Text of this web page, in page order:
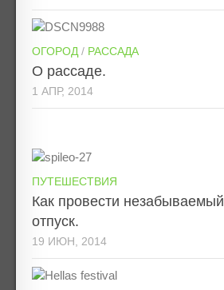
ОГОРОД / РАССАДА
О рассаде.
1 АПР, 2014
ПУТЕШЕСТВИЯ
Как провести незабываемый
отпуск.
19 ИЮН, 2014